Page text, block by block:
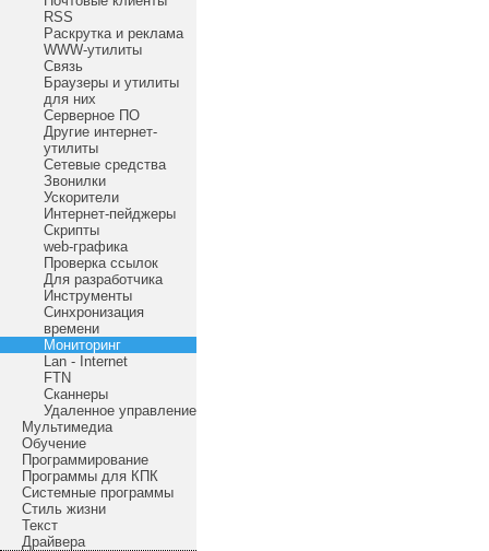
RSS
Раскрутка и реклама
WWW-утилиты
Связь
Браузеры и утилиты
для них
Серверное ПО
Другие интернет-
утилиты
Сетевые средства
Звонилки
Ускорители
Интернет-пейджеры
Скрипты
web-графика
Проверка ссылок
Для разработчика
Инструменты
Синхронизация
времени
Мониторинг
Lan - Internet
FTN
Сканнеры
Удаленное управление
Мультимедиа
Обучение
Программирование
Программы для КПК
Системные программы
Стиль жизни
Текст
Драйвера